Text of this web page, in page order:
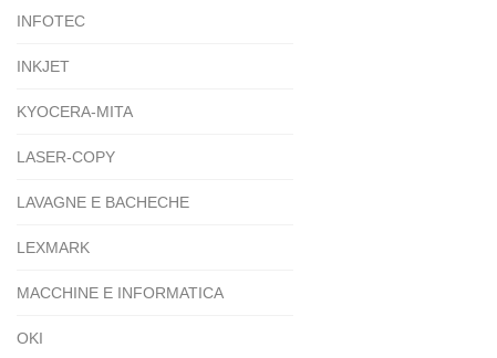
INFOTEC
INKJET
KYOCERA-MITA
LASER-COPY
LAVAGNE E BACHECHE
LEXMARK
MACCHINE E INFORMATICA
OKI